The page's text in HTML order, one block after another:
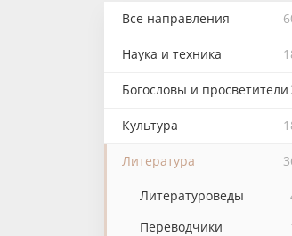
Все направления
Наука и техника
Богословы и просветители
Культура
Литература
Литературоведы
Переводчики